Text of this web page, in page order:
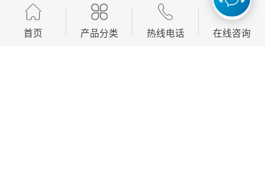
产品推荐
首页 产品分类 热线电话 在线咨询